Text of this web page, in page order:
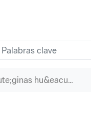
P&aacute;ginas hu&eacute;rfanas